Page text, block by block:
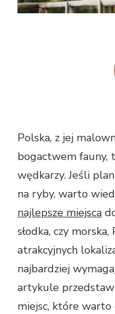
Polska, z jej
bogactwem fauny,
wędkarzy. Jeśli
na ryby, warto
najlepsze miejsca
słodka, czy
atrakcyjnych
najbardziej
artykule
miejsc, które